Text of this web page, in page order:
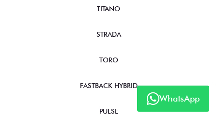
WhatsApp
TITANO
STRADA
TORO
FASTBACK HYBRID
PULSE